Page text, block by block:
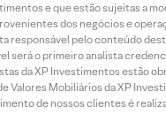
e que estão sujeitas a
dos negócios e
responsável pelo conteúdo
será o primeiro analista
da XP Investimentos estão
Valores Mobiliários da XP
de nossos clientes é